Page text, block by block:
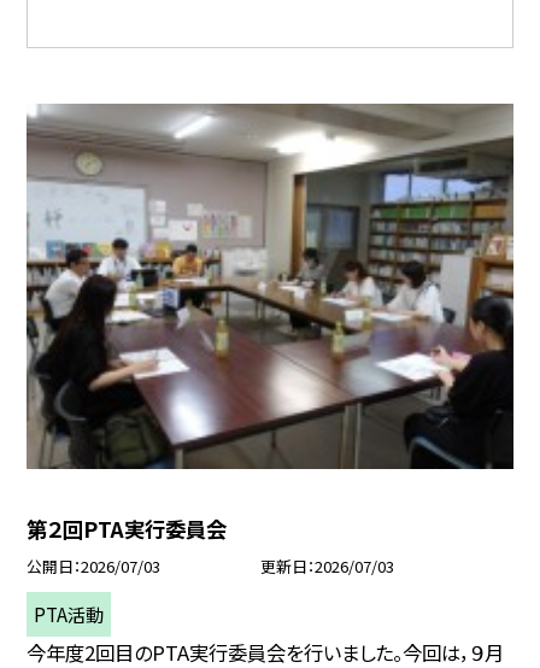
第２回PTA実行委員会
公開日 2026/07/03 更新日 2026/07/03
PTA活動
今年度2回目のPTA実行委員会を行いました。今回は，９月